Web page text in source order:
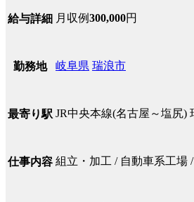
給与詳細 月収例300,000円
勤務地 岐阜県 瑞浪市
最寄り駅 JR中央本線(名古屋～塩尻)
仕事内容 組立・加工 / 自動車系工場 /